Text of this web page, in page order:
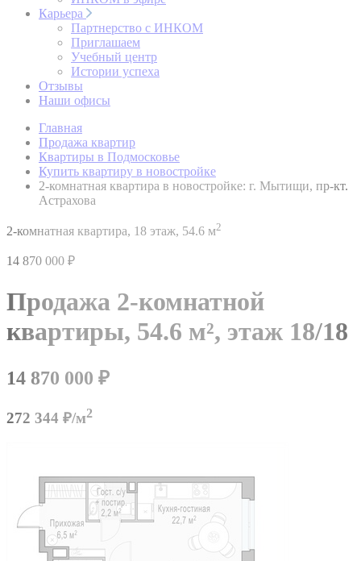
Карьера
Партнерство с ИНКОМ
Приглашаем
Учебный центр
Истории успеха
Отзывы
Наши офисы
Главная
Продажа квартир
Квартиры в Подмосковье
Купить квартиру в новостройке
2-комнатная квартира в новостройке: г. Мытищи, пр-кт.
Астрахова
2-комнатная квартира, 18 этаж, 54.6 м2
14 870 000 ₽
Продажа 2-комнатной
квартиры, 54.6 м², этаж 18/18
14 870 000 ₽
272 344 ₽/м2